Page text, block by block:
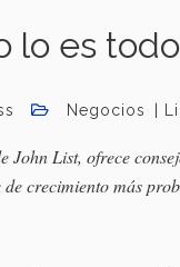
lo es todo
Negocios
List, ofrece
crecimiento más